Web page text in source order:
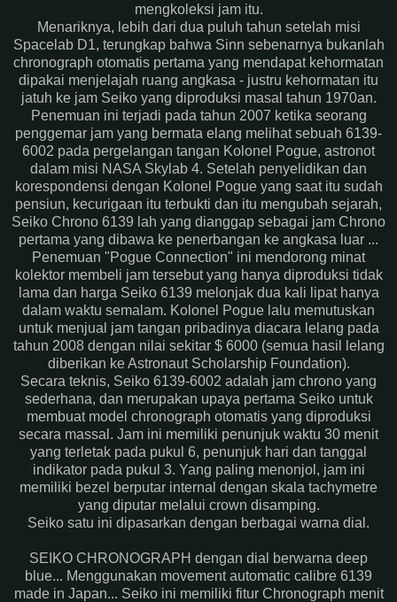
mengkoleksi jam itu.
Menariknya, lebih dari dua puluh tahun setelah misi
Spacelab D1, terungkap bahwa Sinn sebenarnya bukanlah
chronograph otomatis pertama yang mendapat kehormatan
dipakai menjelajah ruang angkasa - justru kehormatan itu
jatuh ke jam Seiko yang diproduksi masal tahun 1970an.
Penemuan ini terjadi pada tahun 2007 ketika seorang
penggemar jam yang bermata elang melihat sebuah 6139-
6002 pada pergelangan tangan Kolonel Pogue, astronot
dalam misi NASA Skylab 4. Setelah penyelidikan dan
korespondensi dengan Kolonel Pogue yang saat itu sudah
pensiun, kecurigaan itu terbukti dan itu mengubah sejarah,
Seiko Chrono 6139 lah yang dianggap sebagai jam Chrono
pertama yang dibawa ke penerbangan ke angkasa luar ...
Penemuan "Pogue Connection" ini mendorong minat
kolektor membeli jam tersebut yang hanya diproduksi tidak
lama dan harga Seiko 6139 melonjak dua kali lipat hanya
dalam waktu semalam. Kolonel Pogue lalu memutuskan
untuk menjual jam tangan pribadinya diacara lelang pada
tahun 2008 dengan nilai sekitar $ 6000 (semua hasil lelang
diberikan ke Astronaut Scholarship Foundation).
Secara teknis, Seiko 6139-6002 adalah jam chrono yang
sederhana, dan merupakan upaya pertama Seiko untuk
membuat model chronograph otomatis yang diproduksi
secara massal. Jam ini memiliki penunjuk waktu 30 menit
yang terletak pada pukul 6, penunjuk hari dan tanggal
indikator pada pukul 3. Yang paling menonjol, jam ini
memiliki bezel berputar internal dengan skala tachymetre
yang diputar melalui crown disamping.
Seiko satu ini dipasarkan dengan berbagai warna dial.
SEIKO CHRONOGRAPH dengan dial berwarna deep
blue... Menggunakan movement automatic calibre 6139
made in Japan... Seiko ini memiliki fitur Chronograph menit